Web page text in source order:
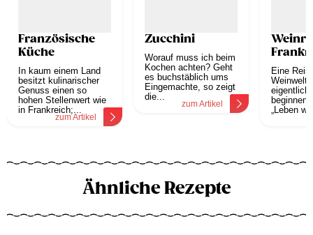
Französische
Küche
In kaum einem Land
besitzt kulinarischer
Genuss einen so
hohen Stellenwert wie
in Frankreich;...
zum Artikel
Zucchini
Worauf muss ich beim
Kochen achten? Geht
es buchstäblich ums
Eingemachte, so zeigt
die...
zum Artikel
Eine
Weinwelt
eigentlich
„Leben
Ähnliche Rezepte